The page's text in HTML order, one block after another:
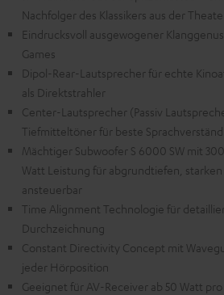
Nachfolger des Klassikers aus der
Eindrucksvoll ausgewogener
Games
Dipol-Rear-Lautsprecher für echte
als Direktstrahler
Center-Lautsprecher (Passiv
Tiefmitteltöner für beste
Mächtiger Subwoofer S 6000 SW mit
Watt Leistung für abgrundtiefen, starken
ansteuerbar
Time Alignment Technologie für
Durchzeichnung
Constant Directivity Concept mit
jeder Hörposition
Geeignet für AV-Receiver ab 50 Watt